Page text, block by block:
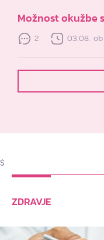
Možnost okužbe
2 03.08.
$
ZDRAVJE